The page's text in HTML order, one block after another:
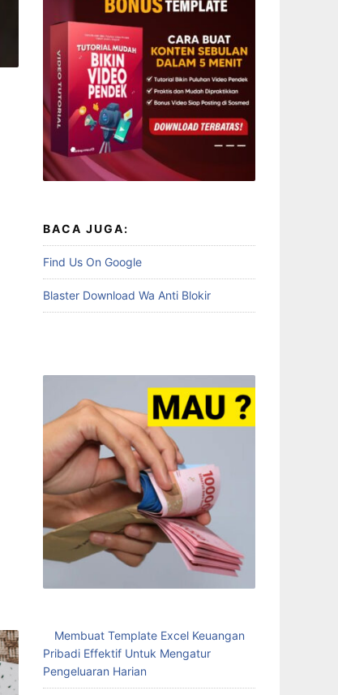
BACA JUGA:
Find Us On Google
Blaster Download Wa Anti Blokir
Membuat Template Excel Keuangan
Pribadi Effektif Untuk Mengatur
Pengeluaran Harian